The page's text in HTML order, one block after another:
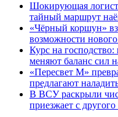
Шокирующая
тайный маршрут
«Чёрный коршун»
возможности
Курс на
меняют баланс сил
«Пересвет М»
предлагают
В ВСУ раскрыли
приезжает с